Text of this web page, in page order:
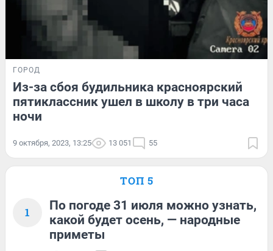
ГОРОД
Из-за сбоя будильника красноярский
пятиклассник ушел в школу в три часа
ночи
9 октября, 2023, 13:25 13 051 55
ТОП 5
1
По погоде 31 июля можно узнать,
какой будет осень, — народные
приметы